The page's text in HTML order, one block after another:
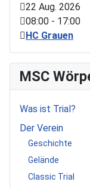
22 Aug. 2026
08:00 - 17:00
HC Grauen
MSC
Was ist Trial?
Der Verein
Geschichte
Gelände
Classic Trial